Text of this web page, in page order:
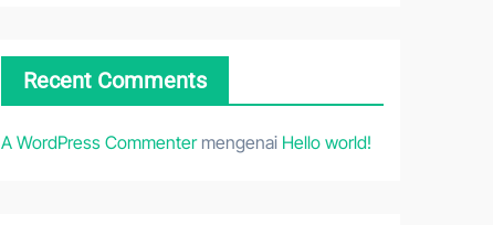
Recent Comments
A WordPress Commentermengenai Hello world!